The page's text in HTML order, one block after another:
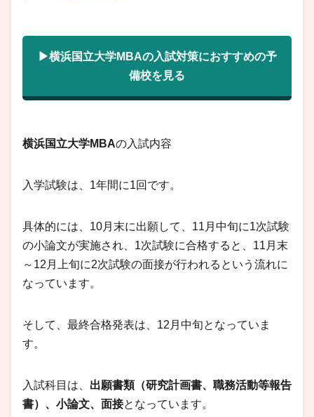
▶横浜国立大学MBAの入試対策におすすめの予
備校を見る
横浜国立大学MBAの入試内容
入学試験は、1年間に1回です。
具体的には、10月末に出願して、11月中旬に1次試験
の小論文が実施され、1次試験に合格すると、11月末
～12月上旬に2次試験の面接が行われるという流れに
なっています。
そして、最終合格発表は、12月中旬となっていま
す。
入試科目は、 出願書類（研究計画書、職務活動等報告
書）、小論文、面接となっています。